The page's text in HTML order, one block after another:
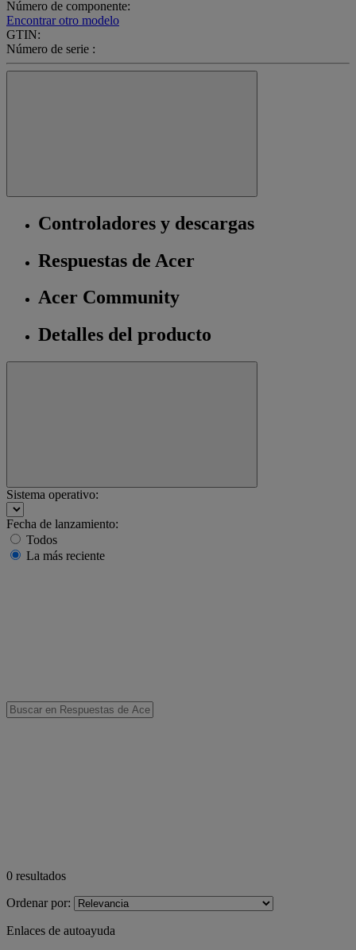
Número de componente:
Encontrar otro modelo
GTIN:
Número de serie :
Controladores y descargas
Respuestas de Acer
Acer Community
Detalles del producto
Sistema operativo:
Fecha de lanzamiento:
Todos
La más reciente
0 resultados
Ordenar por:
Enlaces de autoayuda